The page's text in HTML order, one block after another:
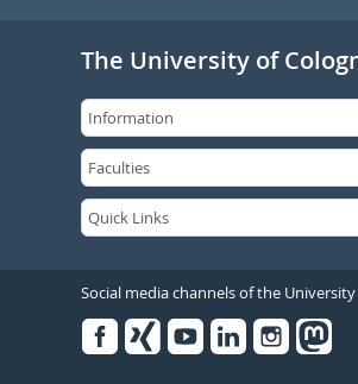
The University of
Social media channels of the